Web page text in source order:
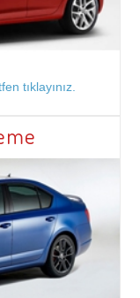
tıklayınız.